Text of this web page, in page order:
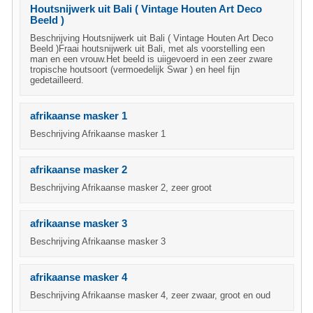
Houtsnijwerk uit Bali ( Vintage Houten Art Deco
Beeld )
Beschrijving Houtsnijwerk uit Bali ( Vintage Houten Art Deco
Beeld )Fraai houtsnijwerk uit Bali, met als voorstelling een
man en een vrouw.Het beeld is uiigevoerd in een zeer zware
tropische houtsoort (vermoedelijk Swar ) en heel fijn
gedetailleerd.
afrikaanse masker 1
Beschrijving Afrikaanse masker 1
afrikaanse masker 2
Beschrijving Afrikaanse masker 2, zeer groot
afrikaanse masker 3
Beschrijving Afrikaanse masker 3
afrikaanse masker 4
Beschrijving Afrikaanse masker 4, zeer zwaar, groot en oud